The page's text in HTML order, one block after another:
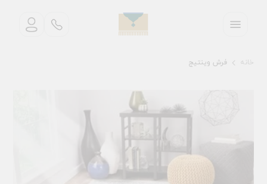
خانه فرش وینتیج